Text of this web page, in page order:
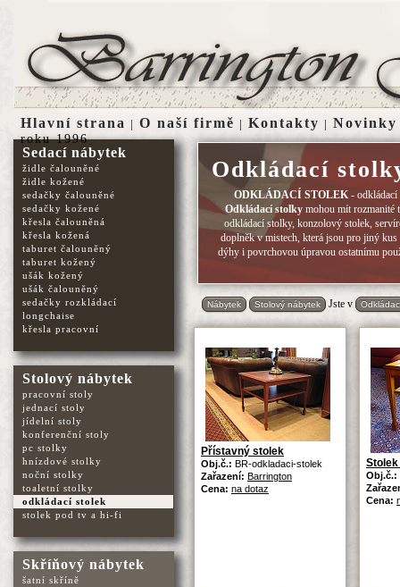
Odkládací
ODKLÁDACÍ STOLEK - odkládací
Odkládací stolkymohou mít rozmanité
odkládací stolky, konzolový stolek,
doplněk v mistech, která jsou pro jiný
dýhy i povrchovou úpravou ostatnímu
Nábytek Stolový nábytek Jste v
Přístavný stolek
Obj.č.: BR-odkladaci-stolek
Zařazení: Barrington
Cena: na dotaz
Obj.č.:
Cena:
Sedací nábytek
židle čalouněné
židle kožené
sedačky čalouněné
sedačky kožené
křesla čalouněná
křesla kožená
taburet čalouněný
taburet kožený
ušák kožený
ušák čalouněný
sedačky rozkládací
longchaise
křesla pracovní
Stolový nábytek
pracovní stoly
jednací stoly
jídelní stoly
konferenční stoly
pc stolky
hnízdové stolky
noční stolky
toaletní stolky
odkládací stolek
stolek pod tv a hi-fi
Skříňový nábytek
šatní skříně
Hlavní strana | O naší firmě | Kontakty | Novinky
roku 1996